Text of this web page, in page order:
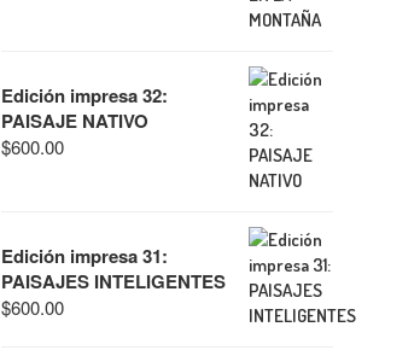
Edición impresa 32:
PAISAJE NATIVO
$600.00
Edición impresa 31:
PAISAJES INTELIGENTES
$600.00